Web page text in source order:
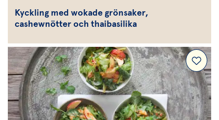
Kyckling med wokade grönsaker,
cashewnötter och thaibasilika